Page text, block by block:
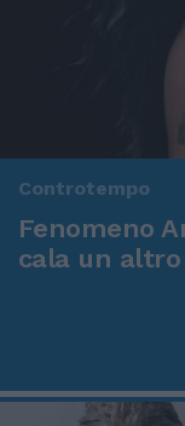
Controtempo
Fenomeno
cala un altro